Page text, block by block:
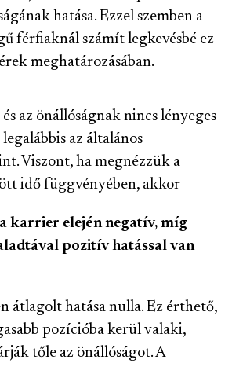
hatása. Ezzel szemben a
férfiaknál számít legkevésbé ez
meghatározásában.
az önállóságnak nincs lényeges
az általános
Viszont, ha megnézzük a
idő függvényében, akkor
karrier elején negatív, míg
pozitív hatással van
átlagolt hatása nulla. Ez érthető,
pozícióba kerül valaki,
tőle az önállóságot. A